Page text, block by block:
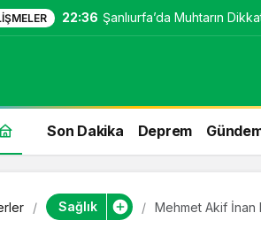
22:36 Şanlıurfa’da Muhtarın
Son Dakika Deprem
Sağlık Mehmet Akif İnan